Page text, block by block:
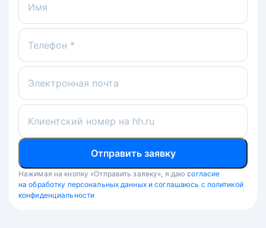
Имя
Телефон *
Электронная почта
Клиентский номер на hh.ru
Отправить заявку
Нажимая на кнопку «Отправить заявку», я даю согласие
на обработку персональных данных и соглашаюсь с политикой
конфиденциальности